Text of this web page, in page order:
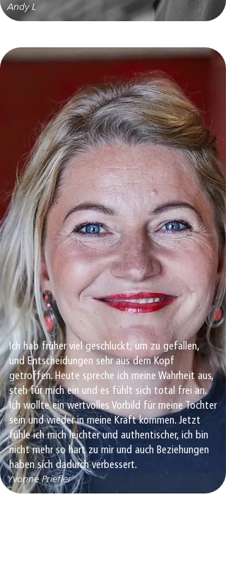
Andy L
Ich hab früher viel geschluckt, um zu gefallen,
und Entscheidungen sehr aus dem Kopf
getroffen. Heute spreche ich meine Wahrheit aus,
steh für mich ein und es fühlt sich total frei an.
Ich wollte ein wertvolles Vorbild für meine Tochter
sein und wieder in meine Kraft kommen. Jetzt
fühle ich mich leichter und authentischer, ich bin
nicht mehr so hart zu mir und auch Beziehungen
haben sich dadurch verbessert.
Yvonne Priefler